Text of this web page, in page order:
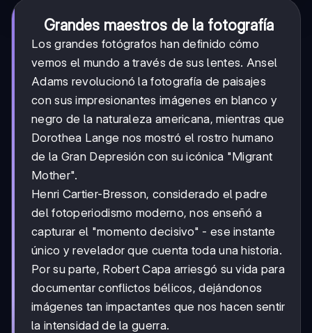
Grandes maestros de la fotografía
Los grandes fotógrafos han definido cómo
vemos el mundo a través de sus lentes. Ansel
Adams revolucionó la fotografía de paisajes
con sus impresionantes imágenes en blanco y
negro de la naturaleza americana, mientras que
Dorothea Lange nos mostró el rostro humano
de la Gran Depresión con su icónica "Migrant
Mother".
Henri Cartier-Bresson, considerado el padre
del fotoperiodismo moderno, nos enseñó a
capturar el "momento decisivo" - ese instante
único y revelador que cuenta toda una historia.
Por su parte, Robert Capa arriesgó su vida para
documentar conflictos bélicos, dejándonos
imágenes tan impactantes que nos hacen sentir
la intensidad de la guerra.